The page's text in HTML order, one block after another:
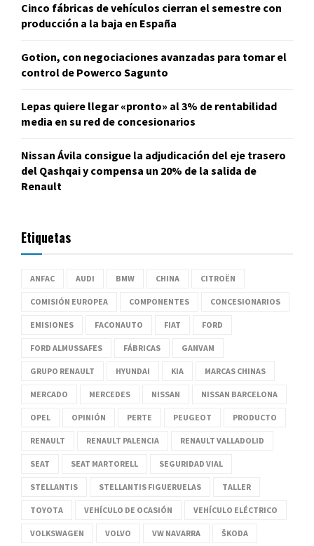
Cinco fábricas de vehículos cierran el semestre con
producción a la baja en España
Gotion, con negociaciones avanzadas para tomar el
control de Powerco Sagunto
Lepas quiere llegar «pronto» al 3% de rentabilidad
media en su red de concesionarios
Nissan Ávila consigue la adjudicación del eje trasero
del Qashqai y compensa un 20% de la salida de
Renault
Etiquetas
ANFAC AUDI BMW CHINA CITROËN
COMISIÓN EUROPEA COMPONENTES CONCESIONARIOS
EMISIONES FACONAUTO FIAT FORD
FORD ALMUSSAFES FÁBRICAS GANVAM
GRUPO RENAULT HYUNDAI KIA MARCAS CHINAS
MERCADO MERCEDES NISSAN NISSAN BARCELONA
OPEL OPINIÓN PERTE PEUGEOT PRODUCTO
RENAULT RENAULT PALENCIA RENAULT VALLADOLID
SEAT SEAT MARTORELL SEGURIDAD VIAL
STELLANTIS STELLANTIS FIGUERUELAS TALLER
TOYOTA VEHÍCULO DE OCASIÓN VEHÍCULO ELÉCTRICO
VOLKSWAGEN VOLVO VW NAVARRA ŠKODA